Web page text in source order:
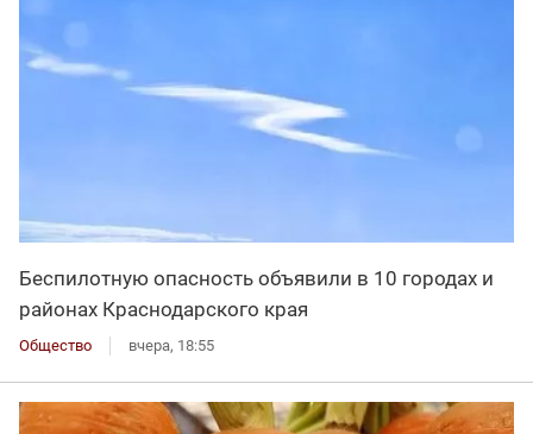
Беспилотную опасность объявили в 10 городах и
районах Краснодарского края
Общество вчера, 18:55